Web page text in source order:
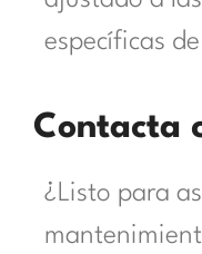
específicas
Contacta
¿Listo para